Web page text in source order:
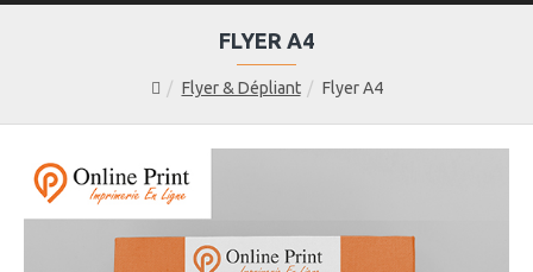
Flyer & Dépliant Flyer A4
FLYER A4